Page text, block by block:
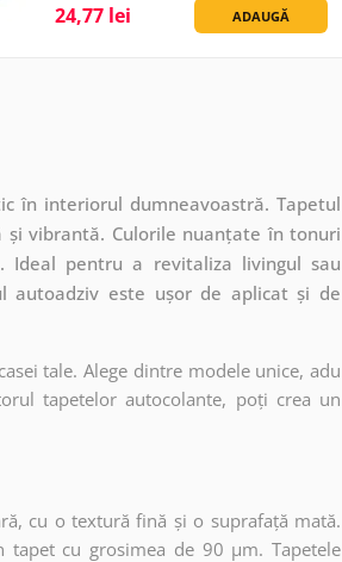
24,77 lei ADAUGĂ
în interiorul dumneavoastră. Tapetul
vibrantă. Culorile nuanțate în tonuri
pentru a revitaliza livingul sau
autoadziv este ușor de aplicat și de
tale. Alege dintre modele unice, adu
tapetelor autocolante, poți crea un
cu o textură fină și o suprafață mată.
tapet cu grosimea de 90 µm. Tapetele